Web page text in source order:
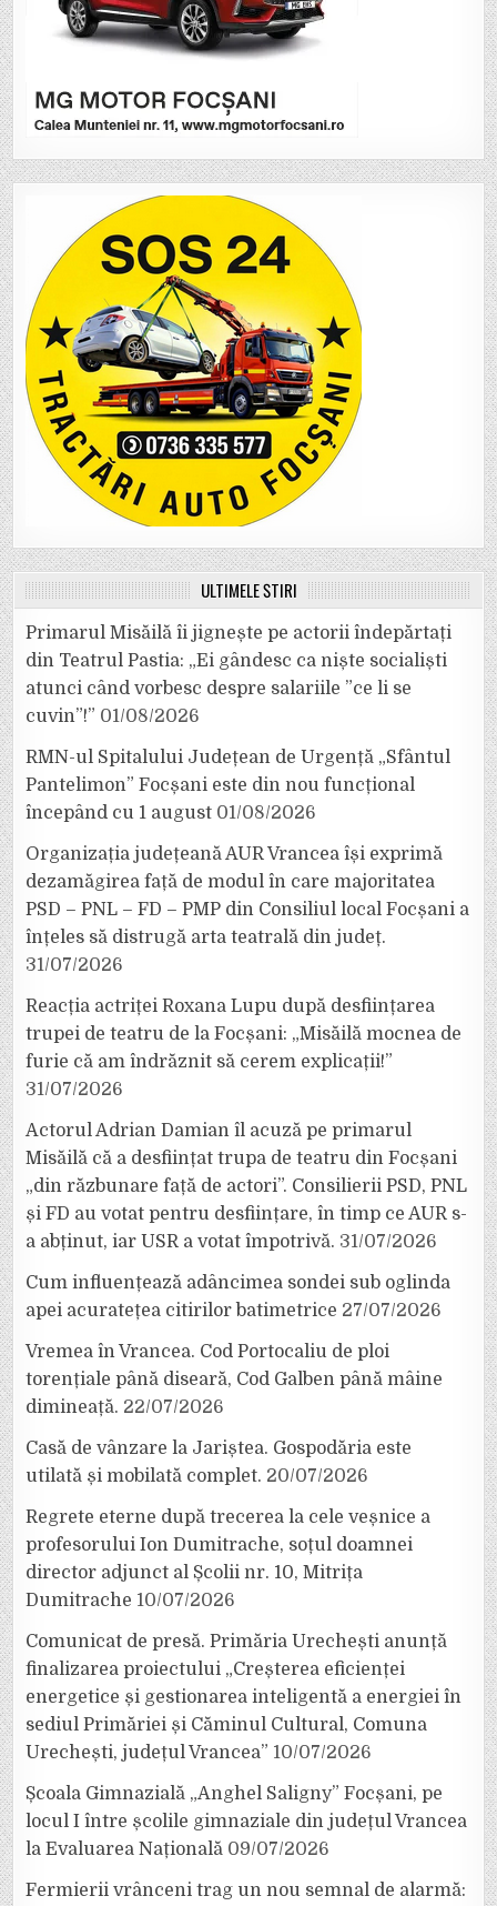
ULTIMELE ȘTIRI
Primarul Misăilă îi jignește pe actorii îndepărtați
din Teatrul Pastia: „Ei gândesc ca niște socialiști
atunci când vorbesc despre salariile ”ce li se
cuvin”!” 01/08/2026
RMN-ul Spitalului Județean de Urgență „Sfântul
Pantelimon” Focșani este din nou funcțional
începând cu 1 august 01/08/2026
Organizația județeană AUR Vrancea își exprimă
dezamăgirea față de modul în care majoritatea
PSD – PNL – FD – PMP din Consiliul local Focșani a
înțeles să distrugă arta teatrală din județ.
31/07/2026
Reacția actriței Roxana Lupu după desființarea
trupei de teatru de la Focșani: „Misăilă mocnea de
furie că am îndrăznit să cerem explicații!”
31/07/2026
Actorul Adrian Damian îl acuză pe primarul
Misăilă că a desființat trupa de teatru din Focșani
„din răzbunare față de actori”. Consilierii PSD, PNL
și FD au votat pentru desființare, în timp ce AUR s-
a abținut, iar USR a votat împotrivă. 31/07/2026
Cum influențează adâncimea sondei sub oglinda
apei acuratețea citirilor batimetrice 27/07/2026
Vremea în Vrancea. Cod Portocaliu de ploi
torențiale până diseară, Cod Galben până mâine
dimineață. 22/07/2026
Casă de vânzare la Jariștea. Gospodăria este
utilată și mobilată complet. 20/07/2026
Regrete eterne după trecerea la cele veșnice a
profesorului Ion Dumitrache, soțul doamnei
director adjunct al Școlii nr. 10, Mitrița
Dumitrache 10/07/2026
Comunicat de presă. Primăria Urechești anunță
finalizarea proiectului „Creșterea eficienței
energetice și gestionarea inteligentă a energiei în
sediul Primăriei și Căminul Cultural, Comuna
Urechești, județul Vrancea” 10/07/2026
Școala Gimnazială „Anghel Saligny” Focșani, pe
locul I între școlile gimnaziale din județul Vrancea
la Evaluarea Națională 09/07/2026
Fermierii vrânceni trag un nou semnal de alarmă: